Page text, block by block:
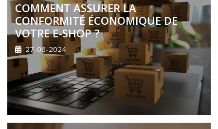
COMMENT ASSURER LA
CONFORMITÉ ÉCONOMIQUE DE
VOTRE E-SHOP ?
27-06-2024